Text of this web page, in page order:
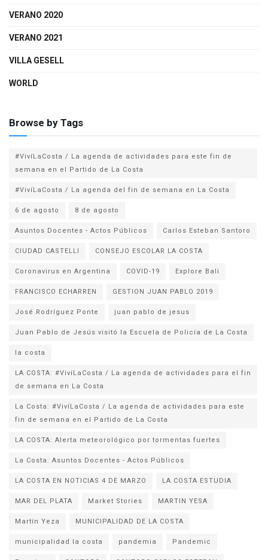
VERANO 2020
VERANO 2021
VILLA GESELL
WORLD
Browse by Tags
#VivíLaCosta / La agenda de actividades para este fin de
semana en el Partido de La Costa
#VivíLaCosta / La agenda del fin de semana en La Costa
6 de agosto
8 de agosto
Asuntos Docentes - Actos Públicos
Carlos Esteban Santoro
CIUDAD CASTELLI
CONSEJO ESCOLAR LA COSTA
Coronavirus en Argentina
COVID-19
Explore Bali
FRANCISCO ECHARREN
GESTION JUAN PABLO 2019
José Rodríguez Ponte
juan pablo de jesus
la costa
LA COSTA: #VivíLaCosta / La agenda de actividades para el fin
de semana en La Costa
La Costa: #VivíLaCosta / La agenda de actividades para este
fin de semana en el Partido de La Costa
LA COSTA: Alerta meteorológico por tormentas fuertes
La Costa: Asuntos Docentes - Actos Públicos
LA COSTA EN NOTICIAS 4 DE MARZO
LA COSTA ESTUDIA
MAR DEL PLATA
Market Stories
MARTIN YESA
Martín Yeza
MUNICIPALIDAD DE LA COSTA
municipalidad la costa
pandemia
Pandemic